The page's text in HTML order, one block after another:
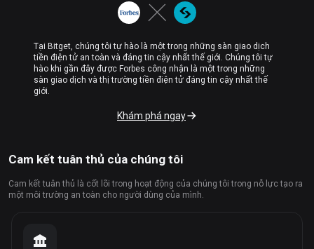
Tại Bitget, chúng tôi tự hào là một trong những sàn giao dịch
tiền điện tử an toàn và đáng tin cậy nhất thế giới. Chúng tôi tự
hào khi gần đây được Forbes công nhận là một trong những
sàn giao dịch và thị trường tiền điện tử đáng tin cậy nhất thế
giới.
Khám phá ngay
Cam kết tuân thủ của chúng tôi
Cam kết tuân thủ là cốt lõi trong hoạt động của chúng tôi trong nỗ lực tạo ra
một môi trường an toàn cho người dùng của mình.